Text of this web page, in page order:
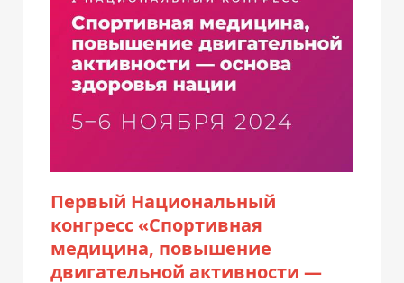
Первый Национальный
конгресс «Спортивная
медицина, повышение
двигательной активности —